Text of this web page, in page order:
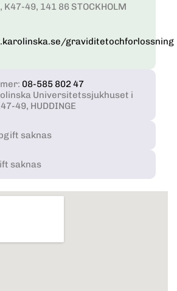
49, 141 86 STOCKHOLM
graviditetochforlossning
08-585 802 47
Universitetssjukhuset i
49, HUDDINGE
saknas
saknas